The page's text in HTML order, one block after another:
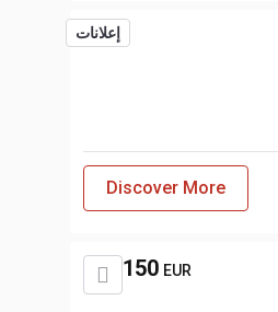
إعلانات
Discover More
150 EUR